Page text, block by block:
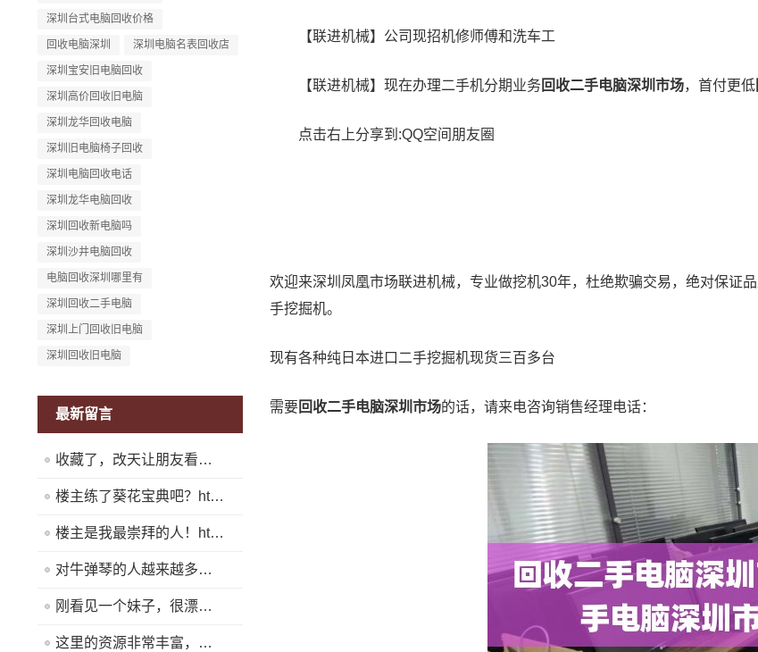
深圳台式电脑回收价格
回收电脑深圳 深圳电脑名表回收店
深圳宝安旧电脑回收
深圳高价回收旧电脑
深圳龙华回收电脑
深圳旧电脑椅子回收
深圳电脑回收电话
深圳龙华电脑回收
深圳回收新电脑吗
深圳沙井电脑回收
电脑回收深圳哪里有
深圳回收二手电脑
深圳上门回收旧电脑
深圳回收旧电脑
最新留言
收藏了，改天让朋友看看！https://www.quickq9.com
楼主练了葵花宝典吧？https://www.quickq9.com
楼主是我最崇拜的人！https://www.quickq9.com
对牛弹琴的人越来越多了！https://www.quickq9.com
刚看见一个妹子，很漂亮！https://www.quickq9.com
这里的资源非常丰富，帮助我解决了很多问题。https://www.quickq9.com
【联进机械】公司现招机修师傅和洗车工
【联进机械】现在办理二手机分期业务回收二手电脑深圳市场，首付更低
点击右上分享到:QQ空间朋友圈
欢迎来深圳凤凰市场联进机械，专业做挖机30年，杜绝欺骗交易，绝对保证
手挖掘机。
现有各种纯日本进口二手挖掘机现货三百多台
需要回收二手电脑深圳市场的话，请来电咨询销售经理电话：